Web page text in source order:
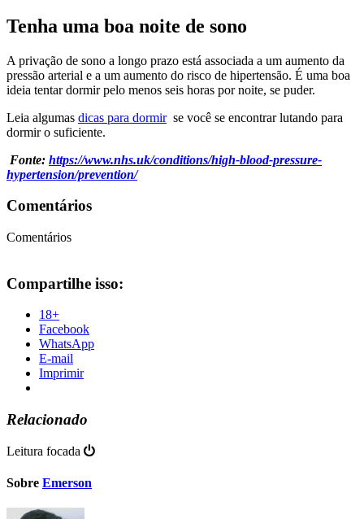
Tenha uma boa noite de sono
A privação de sono a longo prazo está associada a um aumento da
pressão arterial e a um aumento do risco de hipertensão. É uma boa
ideia tentar dormir pelo menos seis horas por noite, se puder.
Leia algumas dicas para dormirse você se encontrar lutando para
dormir o suficiente.
Fonte: https://www.nhs.uk/conditions/high-blood-pressure-
hypertension/prevention/
Comentários
Comentários
Compartilhe isso:
18+
Facebook
WhatsApp
E-mail
Imprimir
Relacionado
Leitura focada
Sobre Emerson